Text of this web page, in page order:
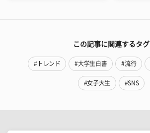
この記事に関連するタグ
#トレンド #大学生白書 #流行
#女子大生 #SNS